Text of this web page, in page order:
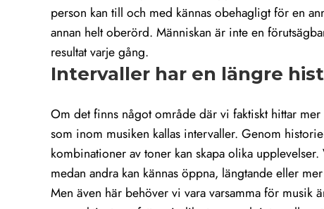
person kan till och med kännas obehagligt för en
annan helt oberörd. Människan är inte en
resultat varje gång.
Intervaller har en längre
Om det finns något område där vi faktiskt hittar
som inom musiken kallas intervaller. Genom
kombinationer av toner kan skapa olika
medan andra kan kännas öppna, längtande eller
Men även här behöver vi vara varsamma för